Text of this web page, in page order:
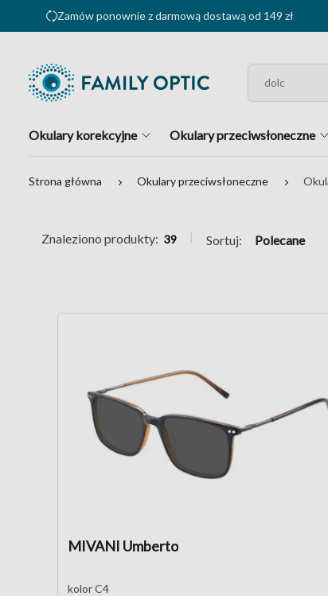
Zamów ponownie z darmową dostawą od 149 zł
Okulary korekcyjne Okulary przeciwsłoneczne
Strona główna Okulary przeciwsłoneczne
Znaleziono produkty: 39 | Sortuj:
MIVANI Umberto
kolor C4